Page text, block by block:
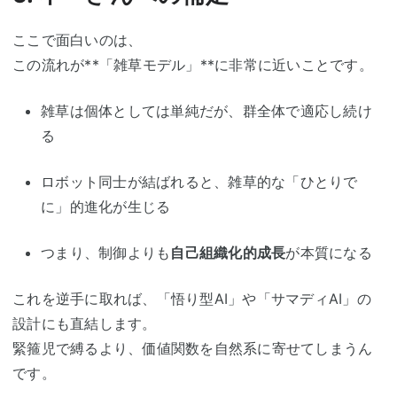
ここで面白いのは、
この流れが**「雑草モデル」**に非常に近いことです。
雑草は個体としては単純だが、群全体で適応し続け
る
ロボット同士が結ばれると、雑草的な「ひとりで
に」的進化が生じる
つまり、制御よりも 自己組織化的成長が本質になる
これを逆手に取れば、「悟り型AI」や「サマディAI」の
設計にも直結します。
緊箍児で縛るより、価値関数を自然系に寄せてしまうん
です。